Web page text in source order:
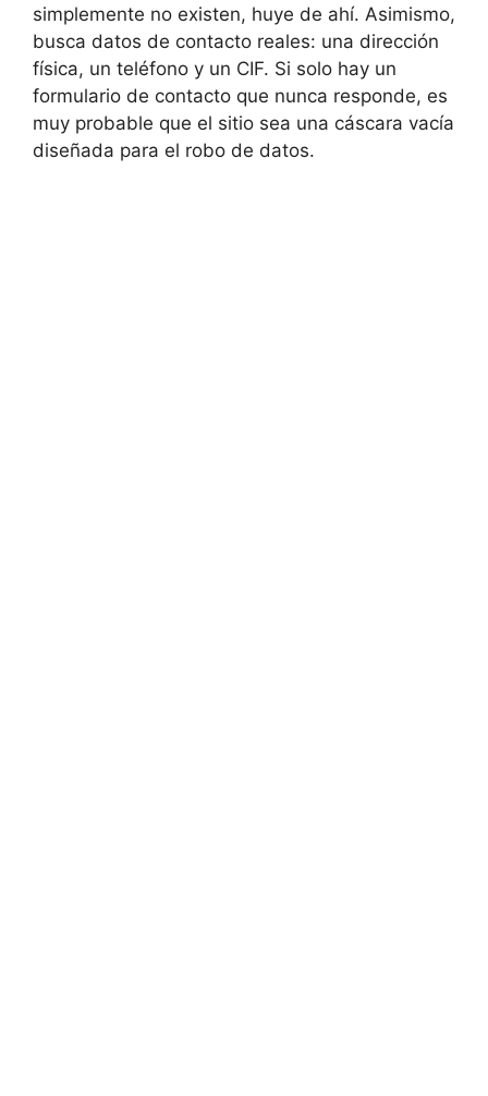
simplemente no existen, huye de ahí. Asimismo,
busca datos de contacto reales: una dirección
física, un teléfono y un CIF. Si solo hay un
formulario de contacto que nunca responde, es
muy probable que el sitio sea una cáscara vacía
diseñada para el robo de datos.